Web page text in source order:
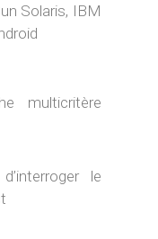
Solaris, IBM
multicritère
le